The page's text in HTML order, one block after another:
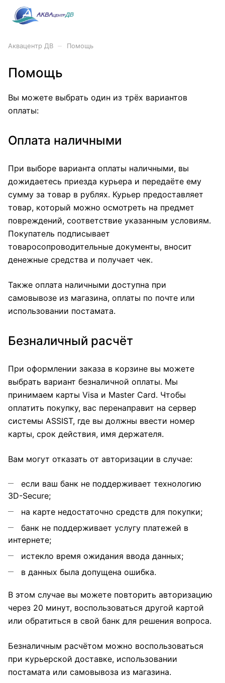
Аквацентр ДВ Помощь
Помощь
Вы можете выбрать один из трёх вариантов
оплаты:
Оплата наличными
При выборе варианта оплаты наличными, вы
дожидаетесь приезда курьера и передаёте ему
сумму за товар в рублях. Курьер предоставляет
товар, который можно осмотреть на предмет
повреждений, соответствие указанным условиям.
Покупатель подписывает
товаросопроводительные документы, вносит
денежные средства и получает чек.
Также оплата наличными доступна при
самовывозе из магазина, оплаты по почте или
использовании постамата.
Безналичный расчёт
При оформлении заказа в корзине вы можете
выбрать вариант безналичной оплаты. Мы
принимаем карты Visa и Master Card. Чтобы
оплатить покупку, вас перенаправит на сервер
системы ASSIST, где вы должны ввести номер
карты, срок действия, имя держателя.
Вам могут отказать от авторизации в случае:
если ваш банк не поддерживает технологию
3D-Secure;
на карте недостаточно средств для покупки;
банк не поддерживает услугу платежей в
интернете;
истекло время ожидания ввода данных;
в данных была допущена ошибка.
В этом случае вы можете повторить авторизацию
через 20 минут, воспользоваться другой картой
или обратиться в свой банк для решения вопроса.
Безналичным расчётом можно воспользоваться
при курьерской доставке, использовании
постамата или самовывоза из магазина.